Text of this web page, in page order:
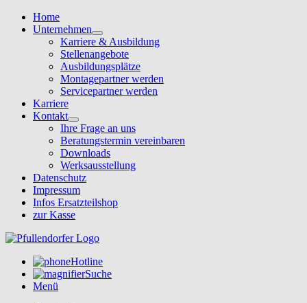
Home
Unternehmen
Karriere & Ausbildung
Stellenangebote
Ausbildungsplätze
Montagepartner werden
Servicepartner werden
Karriere
Kontakt
Ihre Frage an uns
Beratungstermin vereinbaren
Downloads
Werksausstellung
Datenschutz
Impressum
Infos Ersatzteilshop
zur Kasse
Hotline
Suche
Menü